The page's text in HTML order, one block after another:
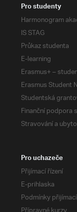
Pro studenty
Harmonogram
IS STAG
Průkaz studenta
E-learning
Erasmus+ –
Erasmus Student
Studentská
Finanční podpora
Stravování a
Pro uchazeče
Přijímací řízení
E-prihlaska
Podmínky